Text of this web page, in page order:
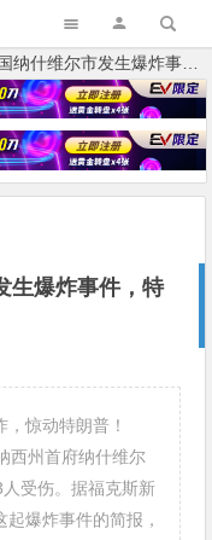
市发生爆炸事件，特朗普已听取简报
生爆炸事件，特
，惊动特朗普！
西州首府纳什维尔
受伤。据福克斯新
爆炸事件的简报，